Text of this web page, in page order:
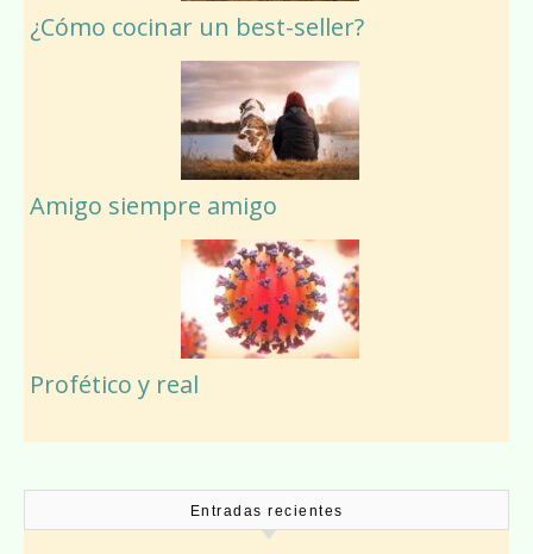
¿Cómo cocinar un best-seller?
Amigo siempre amigo
Profético y real
Entradas recientes